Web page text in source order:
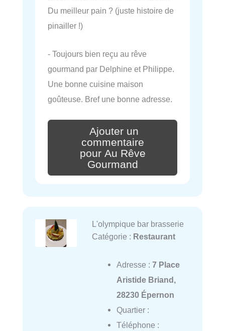
Du meilleur pain ? (juste histoire de
pinailler !)
- Toujours bien reçu au rêve
gourmand par Delphine et Philippe.
Une bonne cuisine maison
goûteuse. Bref une bonne adresse.
Ajouter un
commentaire
pour Au Rêve
Gourmand
L'olympique bar brasserie
Catégorie : Restaurant
Adresse : 7 Place
Aristide Briand,
28230 Épernon
Quartier :
Téléphone :